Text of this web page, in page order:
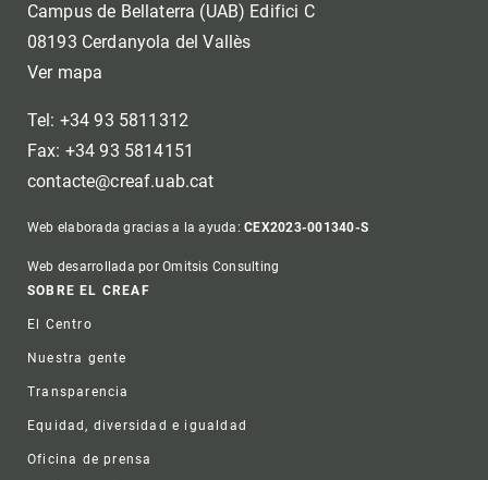
Campus de Bellaterra (UAB) Edifici C
08193 Cerdanyola del Vallès
Ver mapa
Tel: +34 93 5811312
Fax: +34 93 5814151
contacte@creaf.uab.cat
Web elaborada gracias a la ayuda:CEX2023-001340-S
Web desarrollada por Omitsis Consulting
Footer
SOBRE EL CREAF
El Centro
Nuestra gente
Transparencia
Equidad, diversidad e igualdad
Oficina de prensa